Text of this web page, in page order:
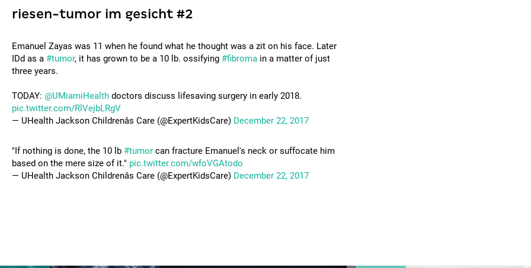
riesen-tumor im gesicht #2
Emanuel Zayas was 11 when he found what he thought was a zit on his face. Later
IDd as a #tumor, it has grown to be a 10 lb. ossifying #fibroma in a matter of just
three years.
TODAY: @UMiamiHealth doctors discuss lifesaving surgery in early 2018.
pic.twitter.com/RlVejbLRgV
— UHealth Jackson Childrenâs Care (@ExpertKidsCare) December 22, 2017
"If nothing is done, the 10 lb #tumor can fracture Emanuel's neck or suffocate him
based on the mere size of it." pic.twitter.com/wfoVGAtodo
— UHealth Jackson Childrenâs Care (@ExpertKidsCare) December 22, 2017